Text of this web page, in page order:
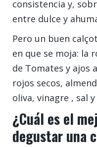
consistencia y,
entre dulce y
Pero un buen
en que se moja: la
de Tomates y ajos
rojos secos,
oliva, vinagre , sal
¿Cuál es el
degustar una